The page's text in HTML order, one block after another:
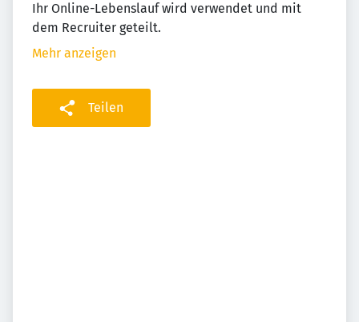
Ihr Online-Lebenslauf wird verwendet und mit
dem Recruiter geteilt.
Mehr anzeigen
Teilen